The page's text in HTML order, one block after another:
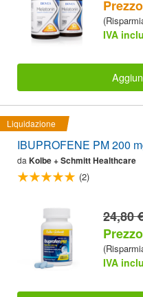
IVA
Liquidazione
IBUPROFENE PM 200
da Kolbe + Schmitt Healthcare
(2)
24,80
IVA